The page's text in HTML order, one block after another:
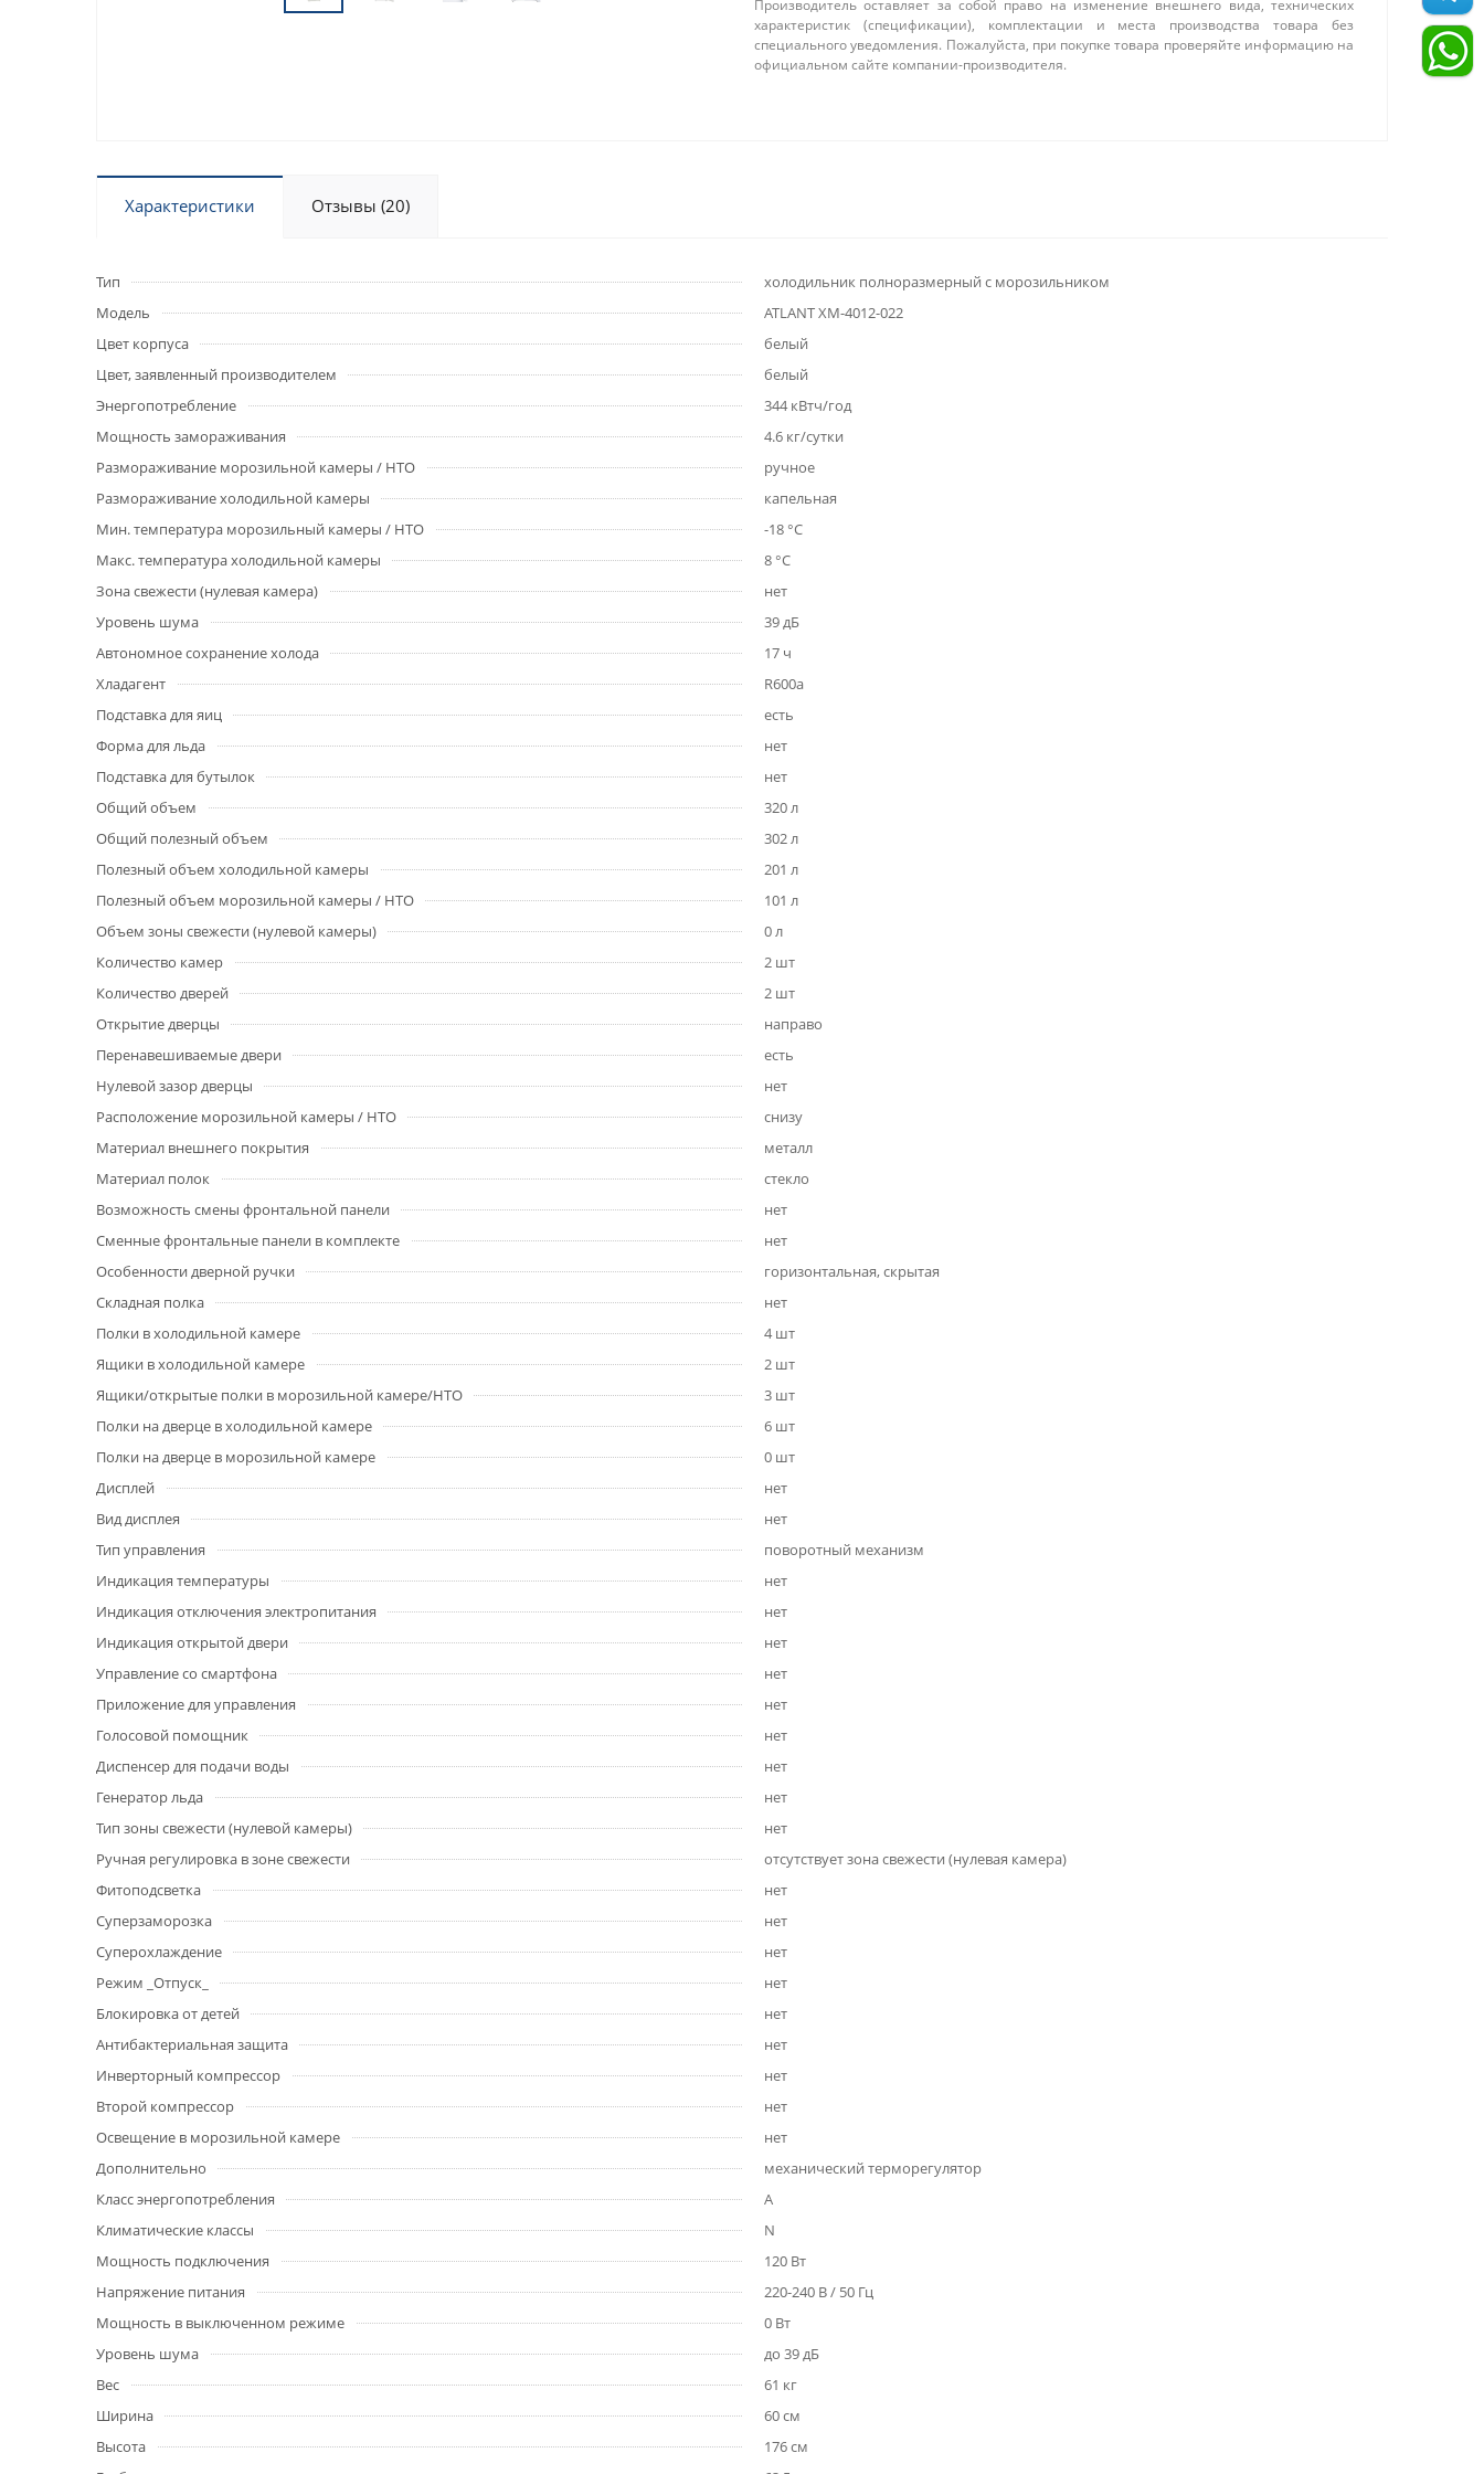
Производитель оставляет за собой право на изменение внешнего вида, технических
характеристик (спецификации), комплектации и места производства товара без
специального уведомления. Пожалуйста, при покупке товара проверяйте информацию на
официальном сайте компании-производителя.
Характеристики Отзывы (20)
Тип
холодильник полноразмерный с морозильником
Модель
ATLANT ХМ-4012-022
Цвет корпуса
белый
Цвет, заявленный производителем
белый
Энергопотребление
344 кВтч/год
Мощность замораживания
4.6 кг/сутки
Размораживание морозильной камеры / НТО
ручное
Размораживание холодильной камеры
капельная
Мин. температура морозильный камеры / НТО
-18 °C
Макс. температура холодильной камеры
8 °C
Зона свежести (нулевая камера)
нет
Уровень шума
39 дБ
Автономное сохранение холода
17 ч
Хладагент
R600a
Подставка для яиц
есть
Форма для льда
нет
Подставка для бутылок
нет
Общий объем
320 л
Общий полезный объем
302 л
Полезный объем холодильной камеры
201 л
Полезный объем морозильной камеры / НТО
101 л
Объем зоны свежести (нулевой камеры)
0 л
Количество камер
2 шт
Количество дверей
2 шт
Открытие дверцы
направо
Перенавешиваемые двери
есть
Нулевой зазор дверцы
нет
Расположение морозильной камеры / НТО
снизу
Материал внешнего покрытия
металл
Материал полок
стекло
Возможность смены фронтальной панели
нет
Сменные фронтальные панели в комплекте
нет
Особенности дверной ручки
горизонтальная, скрытая
Складная полка
нет
Полки в холодильной камере
4 шт
Ящики в холодильной камере
2 шт
Ящики/открытые полки в морозильной камере/НТО
3 шт
Полки на дверце в холодильной камере
6 шт
Полки на дверце в морозильной камере
0 шт
Дисплей
нет
Вид дисплея
нет
Тип управления
поворотный механизм
Индикация температуры
нет
Индикация отключения электропитания
нет
Индикация открытой двери
нет
Управление со смартфона
нет
Приложение для управления
нет
Голосовой помощник
нет
Диспенсер для подачи воды
нет
Генератор льда
нет
Тип зоны свежести (нулевой камеры)
нет
Ручная регулировка в зоне свежести
отсутствует зона свежести (нулевая камера)
Фитоподсветка
нет
Суперзаморозка
нет
Суперохлаждение
нет
Режим _Отпуск_
нет
Блокировка от детей
нет
Антибактериальная защита
нет
Инверторный компрессор
нет
Второй компрессор
нет
Освещение в морозильной камере
нет
Дополнительно
механический терморегулятор
Класс энергопотребления
A
Климатические классы
N
Мощность подключения
120 Вт
Напряжение питания
220-240 В / 50 Гц
Мощность в выключенном режиме
0 Вт
Уровень шума
до 39 дБ
Вес
61 кг
Ширина
60 см
Высота
176 см